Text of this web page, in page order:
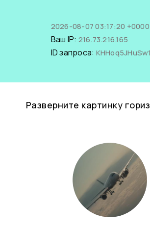
2026-08-07 03:17:20 +0000
Ваш IP: 216.73.216.165
ID запроса: KHHoq5JHuSw1
Разверните картинку